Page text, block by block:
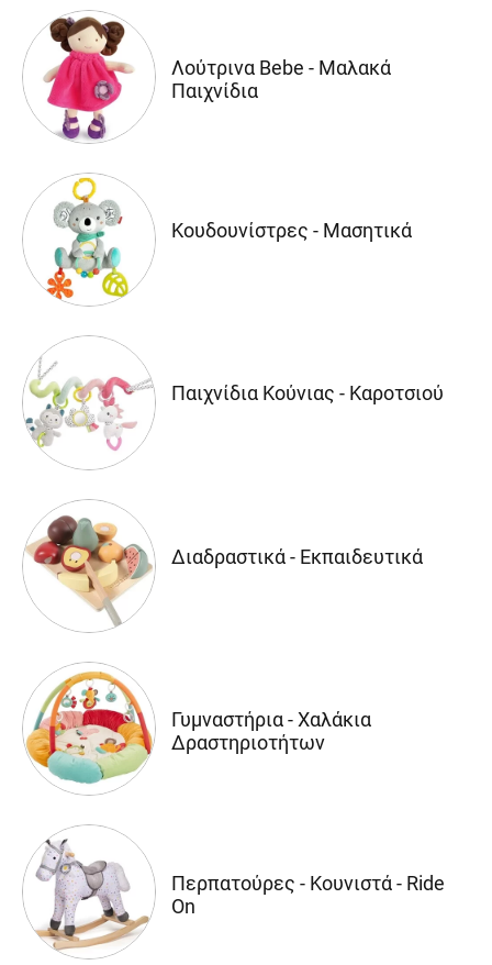
Λούτρινα Bebe - Μαλακά
Παιχνίδια
Κουδουνίστρες - Μασητικά
Παιχνίδια Κούνιας - Καροτσιού
Διαδραστικά - Εκπαιδευτικά
Γυμναστήρια - Χαλάκια
Δραστηριοτήτων
Περπατούρες - Κουνιστά - Ride
On